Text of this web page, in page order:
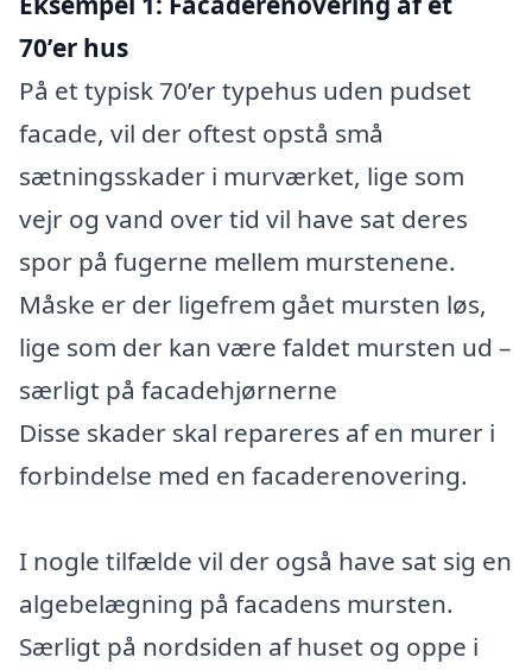
70’er hus
På et typisk 70’er typehus uden pudset
facade, vil der oftest opstå små
sætningsskader i murværket, lige som
vejr og vand over tid vil have sat deres
spor på fugerne mellem murstenene.
Måske er der ligefrem gået mursten løs,
lige som der kan være faldet mursten ud –
særligt på facadehjørnerne
Disse skader skal repareres af en murer i
forbindelse med en facaderenovering.
I nogle tilfælde vil der også have sat sig en
algebelægning på facadens mursten.
Særligt på nordsiden af huset og oppe i